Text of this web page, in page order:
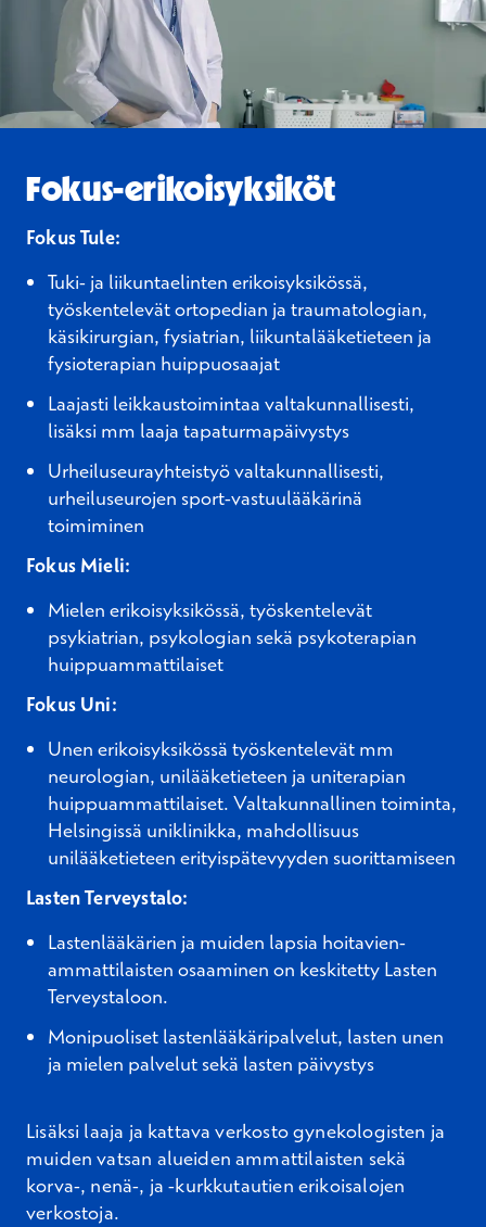
Fokus-erikoisyksiköt
Fokus Tule:
Tuki- ja liikuntaelinten erikoisyksikössä,
työskentelevät ortopedian ja traumatologian,
käsikirurgian, fysiatrian, liikuntalääketieteen ja
fysioterapian huippuosaajat
Laajasti leikkaustoimintaa valtakunnallisesti,
lisäksi mm laaja tapaturmapäivystys
Urheiluseurayhteistyö valtakunnallisesti,
urheiluseurojen sport-vastuulääkärinä
toimiminen
Fokus Mieli:
Mielen erikoisyksikössä, työskentelevät
psykiatrian, psykologian sekä psykoterapian
huippuammattilaiset
Fokus Uni:
Unen erikoisyksikössä työskentelevät mm
neurologian, unilääketieteen ja uniterapian
huippuammattilaiset. Valtakunnallinen toiminta,
Helsingissä uniklinikka, mahdollisuus
unilääketieteen erityispätevyyden suorittamiseen
Lasten Terveystalo:
Lastenlääkärien ja muiden lapsia hoitavien-
ammattilaisten osaaminen on keskitetty Lasten
Terveystaloon.
Monipuoliset lastenlääkäripalvelut, lasten unen
ja mielen palvelut sekä lasten päivystys
Lisäksi laaja ja kattava verkosto gynekologisten ja
muiden vatsan alueiden ammattilaisten sekä
korva-, nenä-, ja -kurkkutautien erikoisalojen
verkostoja.